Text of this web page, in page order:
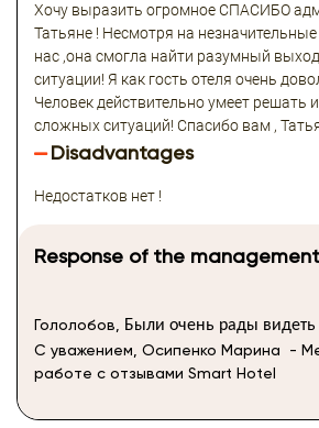
Хочу выразить огромное СПАСИБО
Татьяне ! Несмотря на
нас ,она смогла найти разумный
ситуации! Я как гость отеля очень
Человек действительно умеет решать
сложных ситуаций! Спасибо вам ,
Disadvantages
Недостатков нет !
Response of the
Гололобов, Были очень рады видеть
С уважением, Осипенко Марина -
работе с отзывами Smart Hotel